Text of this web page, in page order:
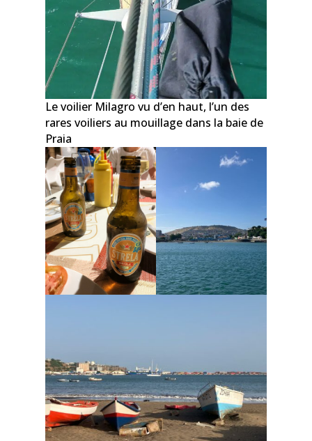
Le voilier Milagro vu d’en haut, l’un des
rares voiliers au mouillage dans la baie de
Praia